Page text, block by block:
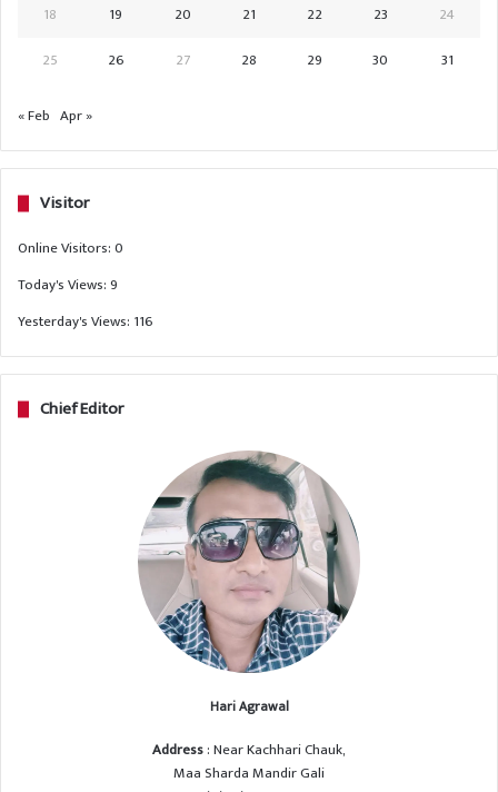
18
19 20 21 22 23
24
25
26 27 28 29 30 31
« Feb Apr »
Visitor
Online Visitors:0
Today's Views:9
Yesterday's Views: 116
Chief Editor
Hari Agrawal
Address: Near Kachhari Chauk,
Maa Sharda Mandir Gali